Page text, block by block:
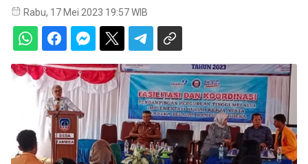
Rabu, 17 Mei 2023 19:57 WIB